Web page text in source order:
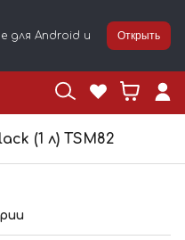
для Android и
Открыть
(1 л) TSM82